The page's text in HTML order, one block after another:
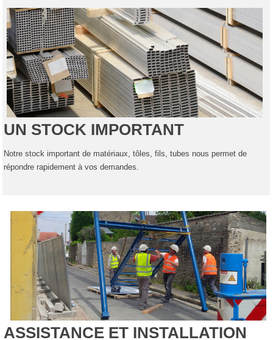
UN STOCK IMPORTANT
Notre stock important de matériaux, tôles, fils, tubes nous permet de
répondre rapidement à vos demandes.
ASSISTANCE ET INSTALLATION